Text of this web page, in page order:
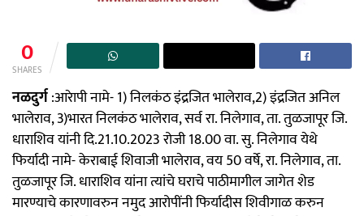
0
SHARES
नळदुर्ग:आरेापी नामे- 1) निलकंठ इंद्रजित भालेराव,2) इंद्रजित अनिल
भालेराव, 3)भारत निलकंठ भालेराव, सर्व रा. निलेगाव, ता. तुळजापूर जि.
धाराशिव यांनी दि.21.10.2023 रोजी 18.00 वा. सु. निलेगाव येथे
फिर्यादी नामे- केराबाई शिवाजी भालेराव, वय 50 वर्षे, रा. निलेगाव, ता.
तुळजापूर जि. धाराशिव यांना त्यांचे घराचे पाठीमागील जागेत शेड
मारण्याचे कारणावरुन नमुद आरोपींनी फिर्यादीस शिवीगाळ करुन